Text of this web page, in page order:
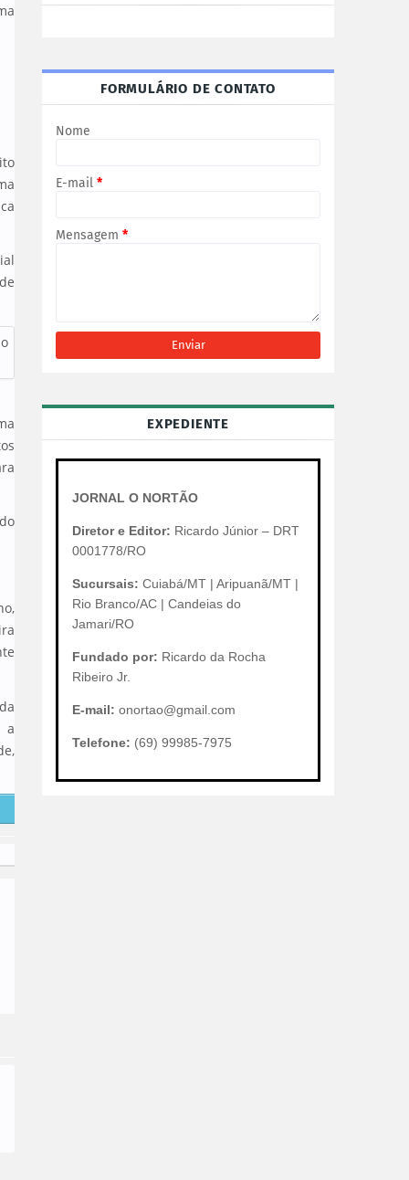
a
FORMULÁRIO DE CONTATO
Nome
E-mail *
Mensagem *
EXPEDIENTE
JORNAL O NORTÃO
Diretor e Editor: Ricardo Júnior – DRT
0001778/RO
Sucursais: Cuiabá/MT | Aripuanã/MT |
Rio Branco/AC | Candeias do
Jamari/RO
Fundado por: Ricardo da Rocha
Ribeiro Jr.
E-mail: onortao@gmail.com
Telefone: (69) 99985-7975